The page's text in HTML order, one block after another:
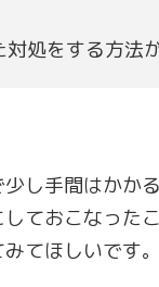
処をする方法
し手間はかか
ておこなった
てほしいです。